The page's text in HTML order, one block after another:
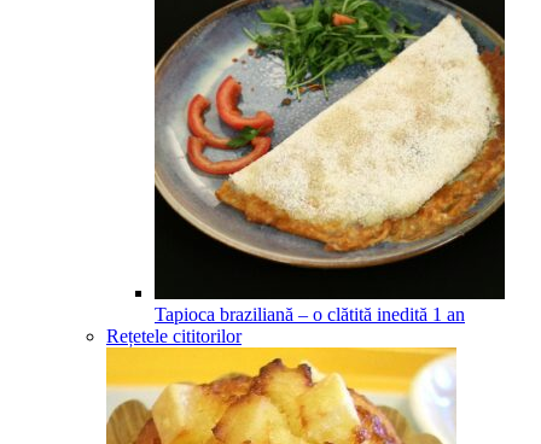
Tapioca braziliană – o clătită inedită 1 an
Rețetele cititorilor